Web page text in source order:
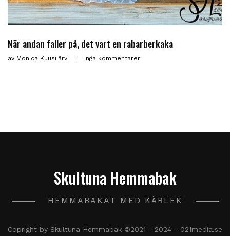
När andan faller på, det vart en rabarberkaka
av Monica Kuusijärvi Inga kommentarer
Skultuna Hemmabak
HEMMABAKAT MED KÄRLEK
Copright by Skultuna Hemmabak ©2021 - 2024 - 021media.se